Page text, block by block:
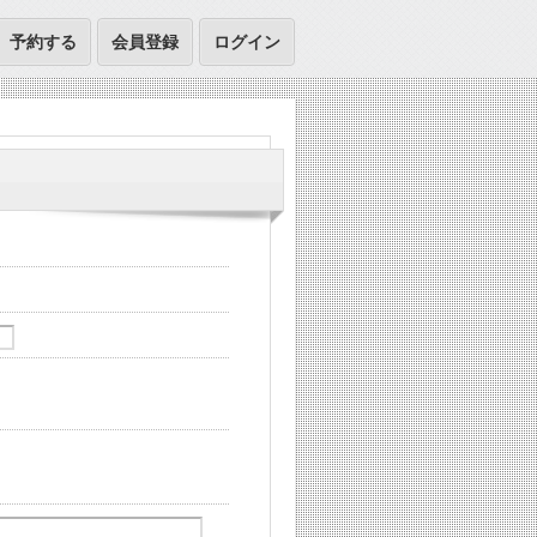
ログイン
会員登録
予約する